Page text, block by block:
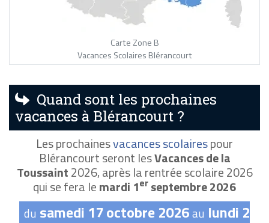
Carte Zone B
Vacances Scolaires Blérancourt
Quand sont les prochaines
vacances à Blérancourt ?
Les prochainesvacances scolairespour
Blérancourt seront lesVacances de la
Toussaint2026, après la rentrée scolaire 2026
qui se fera lemardi 1er septembre 2026
du samedi 17 octobre 2026au lundi 2